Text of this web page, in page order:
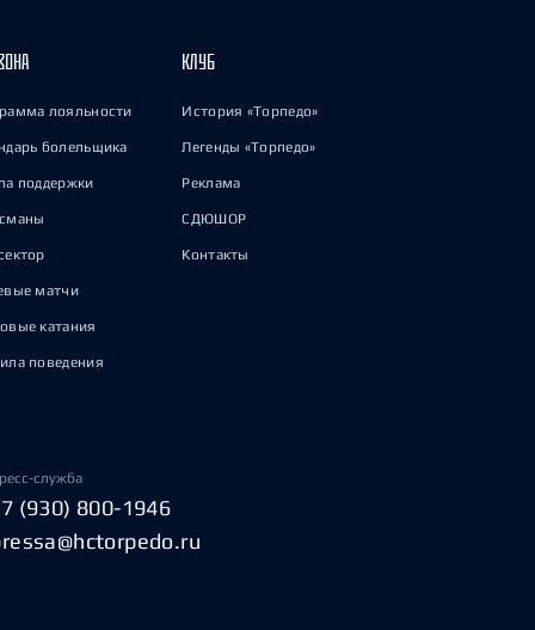
лояльности
болельщика
поддержки
матчи
катания
поведения
КЛУБ
История «Торпедо»
Легенды «Торпедо»
Реклама
СДЮШОР
Контакты
служба
(930) 800-1946